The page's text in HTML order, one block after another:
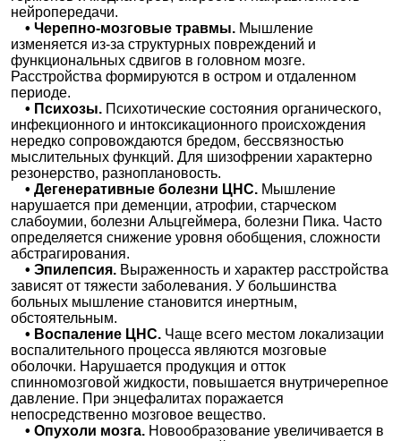
нейропередачи.
• Черепно-мозговые травмы. Мышление
изменяется из-за структурных повреждений и
функциональных сдвигов в головном мозге.
Расстройства формируются в остром и отдаленном
периоде.
• Психозы. Психотические состояния органического,
инфекционного и интоксикационного происхождения
нередко сопровождаются бредом, бессвязностью
мыслительных функций. Для шизофрении характерно
резонерство, разноплановость.
• Дегенеративные болезни ЦНС. Мышление
нарушается при деменции, атрофии, старческом
слабоумии, болезни Альцгеймера, болезни Пика. Часто
определяется снижение уровня обобщения, сложности
абстрагирования.
• Эпилепсия. Выраженность и характер расстройства
зависят от тяжести заболевания. У большинства
больных мышление становится инертным,
обстоятельным.
• Воспаление ЦНС. Чаще всего местом локализации
воспалительного процесса являются мозговые
оболочки. Нарушается продукция и отток
спинномозговой жидкости, повышается внутричерепное
давление. При энцефалитах поражается
непосредственно мозговое вещество.
• Опухоли мозга. Новообразование увеличивается в